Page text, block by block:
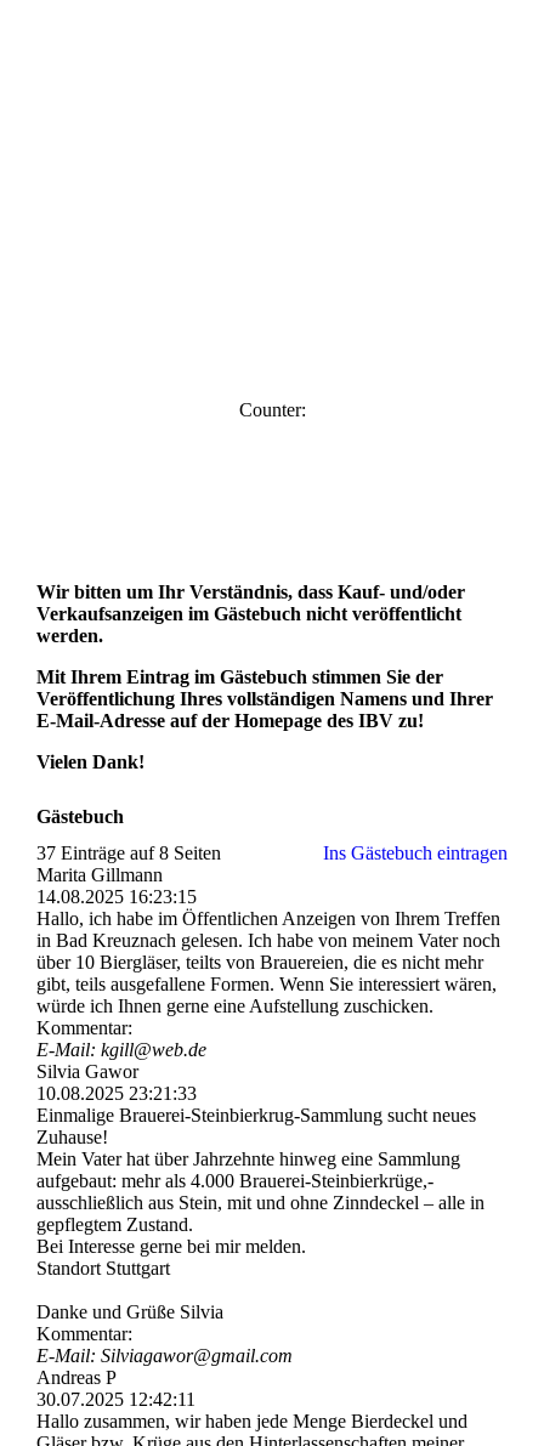
Counter:
Wir bitten um Ihr Verständnis, dass Kauf- und/oder
Verkaufsanzeigen im Gästebuch nicht veröffentlicht
werden.
Mit Ihrem Eintrag im Gästebuch stimmen Sie der
Veröffentlichung Ihres vollständigen Namens und Ihrer
E-Mail-Adresse auf der Homepage des IBV zu!
Vielen Dank!
Gästebuch
37 Einträge auf 8 Seiten
Ins Gästebuch eintragen
Marita Gillmann
14.08.2025 16:23:15
Hallo, ich habe im Öffentlichen Anzeigen von Ihrem Treffen
in Bad Kreuznach gelesen. Ich habe von meinem Vater noch
über 10 Biergläser, teilts von Brauereien, die es nicht mehr
gibt, teils ausgefallene Formen. Wenn Sie interessiert wären,
würde ich Ihnen gerne eine Aufstellung zuschicken.
Kommentar:
E-Mail: kgill@web.de
Silvia Gawor
10.08.2025 23:21:33
Einmalige Brauerei-­Steinbierkrug-­Sammlung sucht neues
Zuhause!
Mein Vater hat über Jahrzehnte hinweg eine Sammlung
aufgebaut: mehr als 4.000 Brauerei-­Steinbierkrü­ge,­
ausschließlich aus Stein, mit und ohne Zinndeckel – alle in
gepflegtem Zustand.
Bei Interesse gerne bei mir melden.
Standort Stuttgart
Danke und Grüße Silvia
Kommentar:
E-Mail: Silviagawor@gmail.com
Andreas P
30.07.2025 12:42:11
Hallo zusammen, wir haben jede Menge Bierdeckel und